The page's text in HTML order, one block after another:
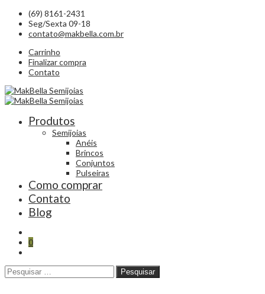
(69) 8161-2431
Seg/Sexta 09-18
contato@makbella.com.br
Carrinho
Finalizar compra
Contato
Produtos
Semijoias
Anéis
Brincos
Conjuntos
Pulseiras
Como comprar
Contato
Blog
0
Pesquisar Pesquisar